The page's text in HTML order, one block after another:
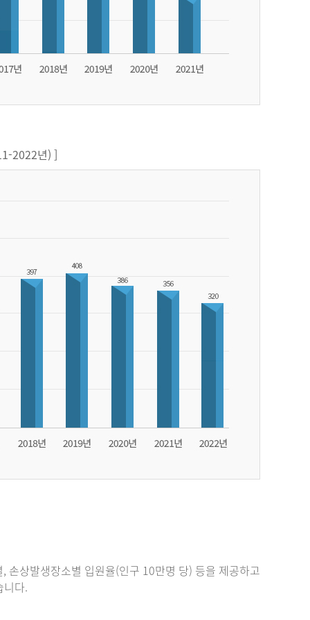
2022년) ]
상발생장소별 입원율(인구 10만명 당) 등을 제공하고
다.